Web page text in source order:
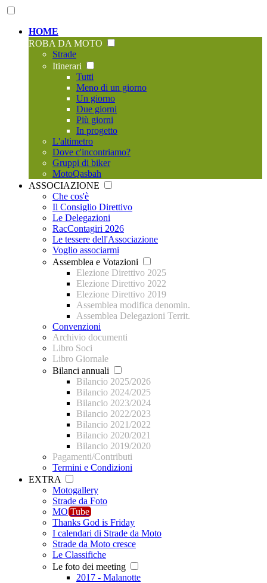
HOME
ROBA DA MOTO
Strade
Itinerari
Tutti
Meno di un giorno
Un giorno
Due giorni
Più giorni
In progetto
L'altimetro
Dove c'incontriamo?
Gruppi di biker
MotoQasbah
ASSOCIAZIONE
Che cos'è
Il Consiglio Direttivo
Le Delegazioni
RacContagiri 2026
Le tessere dell'Associazione
Voglio associarmi
Assemblea e Votazioni
Elezione Direttivo 2025
Elezione Direttivo 2022
Elezione Direttivo 2019
Assemblea modifica denomin.
Assemblea Delegazioni Territ.
Convenzioni
Archivio documenti
Libro Soci
Libro Giornale
Bilanci annuali
Bilancio 2025/2026
Bilancio 2024/2025
Bilancio 2023/2024
Bilancio 2022/2023
Bilancio 2021/2022
Bilancio 2020/2021
Bilancio 2019/2020
Pagamenti/Contributi
Termini e Condizioni
EXTRA
Motogallery
Strade da Foto
MO Tube
Thanks God is Friday
I calendari di Strade da Moto
Strade da Moto cresce
Le Classifiche
Le foto dei meeting
2017 - Malanotte